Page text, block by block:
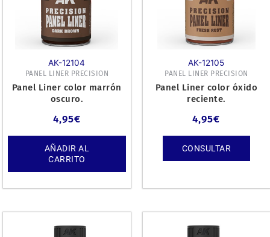
AK-12104
PANEL LINER PRECISION
Panel Liner color marrón
oscuro.
4,95€
AÑADIR AL
CARRITO
AK-12105
PANEL LINER PRECISION
Panel Liner color óxido
reciente.
4,95€
CONSULTAR